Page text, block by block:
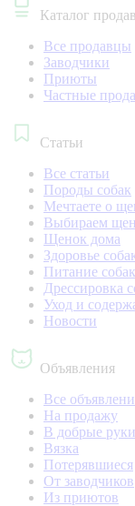
Каталог
Все продавцы
Заводчики
Приюты
Частные
Статьи
Все статьи
Породы собак
Мечтаете о
Выбираем
Щенок дома
Здоровье
Питание собак
Дрессировка
Уход и
Новости
Объявления
Все
На продажу
В добрые руки
Вязка
Потерявшиеся
От заводчиков
Из приютов